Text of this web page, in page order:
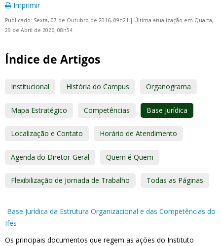
Imprimir
Publicado: Sexta, 07 de Outubro de 2016, 09h21 | Última atualização em Quarta,
29 de Abril de 2026, 08h54
Índice de Artigos
Institucional História do Campus Organograma
Mapa Estratégico Competências Base Jurídica
Localização e Contato Horário de Atendimento
Agenda do Diretor-Geral Quem é Quem
Flexibilização de Jornada de Trabalho Todas as Páginas
Base Jurídica da Estrutura Organizacional e das Competências do
Ifes
Os principais documentos que regem as ações do Instituto